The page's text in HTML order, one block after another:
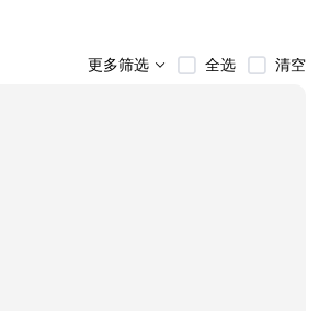
更多筛选 全选 清空